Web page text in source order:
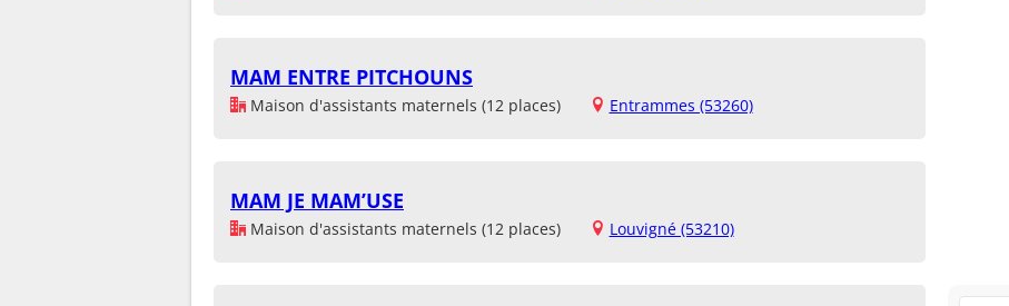
MAM ENTRE PITCHOUNS
Maison d'assistants maternels (12 places) Entrammes (53260)
MAM JE MAM’USE
Maison d'assistants maternels (12 places) Louvigné (53210)